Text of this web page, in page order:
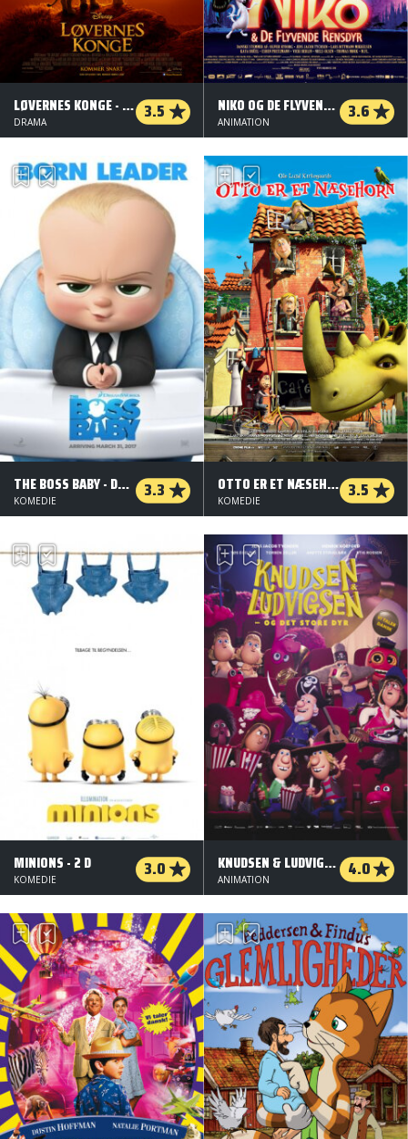
LØVERNES KONGE - 2D 3.5
DRAMA
NIKO OG DE FLYVENDE RENSDYR 3.6
ANIMATION
THE BOSS BABY - DANSK TALE - 2 D 3.3
KOMEDIE
OTTO ER ET NÆSEHORN - 3 D 3.5
KOMEDIE
MINIONS - 2 D 3.0
KOMEDIE
KNUDSEN & LUDVIGSEN - OG DET STORE DYR 4.0
ANIMATION